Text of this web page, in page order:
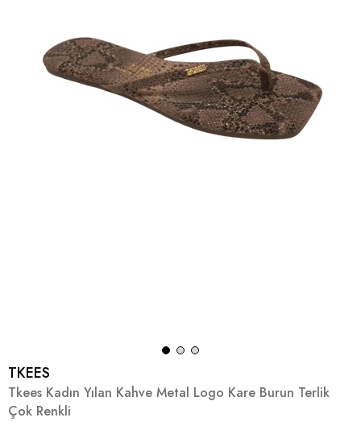
TKEES
Tkees Kadın Yılan Kahve Metal Logo Kare Burun Terlik
Çok Renkli